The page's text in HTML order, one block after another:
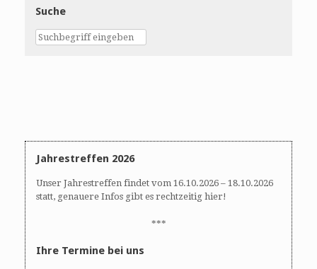
Suche
Jahrestreffen 2026
Unser Jahrestreffen findet vom 16.10.2026 – 18.10.2026
statt, genauere Infos gibt es rechtzeitig hier!
***
Ihre Termine bei uns